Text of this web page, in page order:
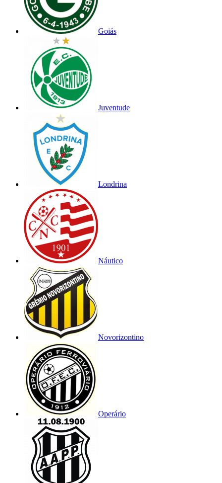
Goiás
Juventude
Londrina
Náutico
Novorizontino
Operário